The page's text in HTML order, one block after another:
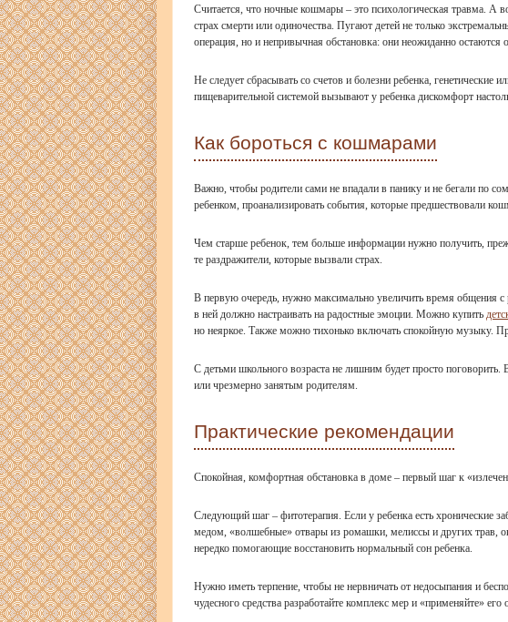
Считается, что ночные кошмары – это психологическая травма. А
страх смерти или одиночества. Пугают детей не только
операция, но и непривычная обстановка: они неожиданно
Не следует сбрасывать со счетов и болезни ребенка,
пищеварительной системой вызывают у ребенка дискомфорт
Как бороться с кошмарами
Важно, чтобы родители сами не впадали в панику и не бегали по
ребенком, проанализировать события, которые предшествовали
Чем старше ребенок, тем больше информации нужно получить,
те раздражители, которые вызвали страх.
В первую очередь, нужно максимально увеличить время общения
в ней должно настраивать на радостные эмоции. Можно купить
но неяркое. Также можно тихонько включать спокойную музыку.
С детьми школьного возраста не лишним будет просто поговорить.
или чрезмерно занятым родителям.
Практические рекомендации
Спокойная, комфортная обстановка в доме – первый шаг к
Следующий шаг – фитотерапия. Если у ребенка есть хронические
медом, «волшебные» отвары из ромашки, мелиссы и других трав,
нередко помогающие восстановить нормальный сон ребенка.
Нужно иметь терпение, чтобы не нервничать от недосыпания и
чудесного средства разработайте комплекс мер и «применяйте» его